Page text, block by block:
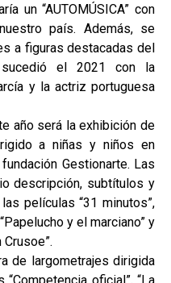
un “AUTOMÚSICA” con
país. Además, se
a figuras destacadas del
el 2021 con la
y la actriz portuguesa
año será la exhibición de
a niñas y niños en
Gestionarte. Las
descripción, subtítulos y
películas “31 minutos”,
y el marciano” y
Crusoe”.
de largometrajes dirigida